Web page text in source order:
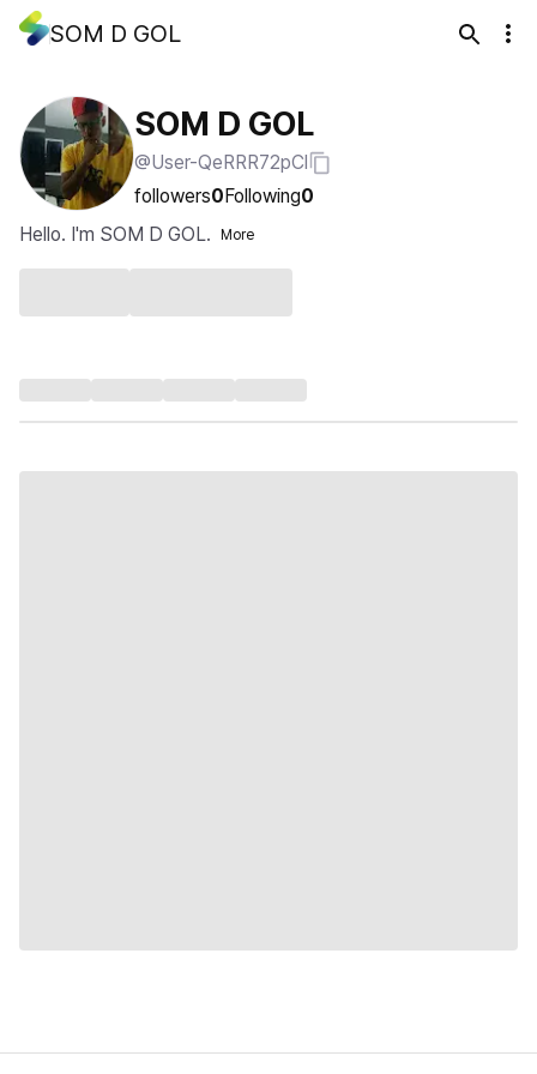
SOM D GOL
SOM D GOL
@User-QeRRR72pCl
followers0Following0
Hello. I'm SOM D GOL.
More